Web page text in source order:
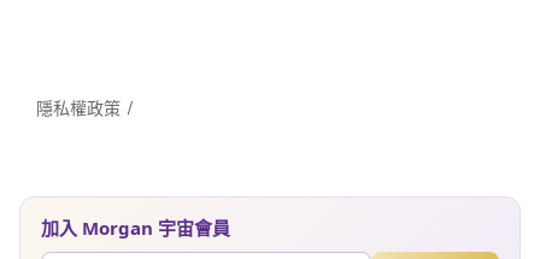
隱私權政策
加入 Morgan 宇宙會員